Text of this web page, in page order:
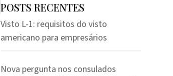
POSTS RECENTES
Visto L-1: requisitos do visto
americano para empresários
Nova pergunta nos consulados